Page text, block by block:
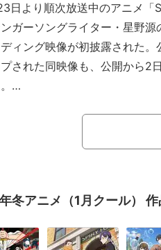
日より順次放送中のアニメ「
ガーソングライター・星野源
ィング映像が初披露された
された同映像も、公開から2
」は、「少年ジャン
遠藤達哉氏による同名漫画が原
冬アニメ（1月クール） 作